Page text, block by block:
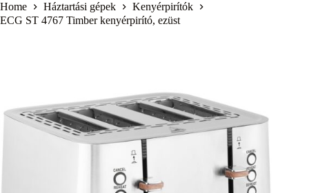
Home Háztartási gépek
Kenyérpirítók
ECG ST 4767 Timber kenyérpirító, ezüst